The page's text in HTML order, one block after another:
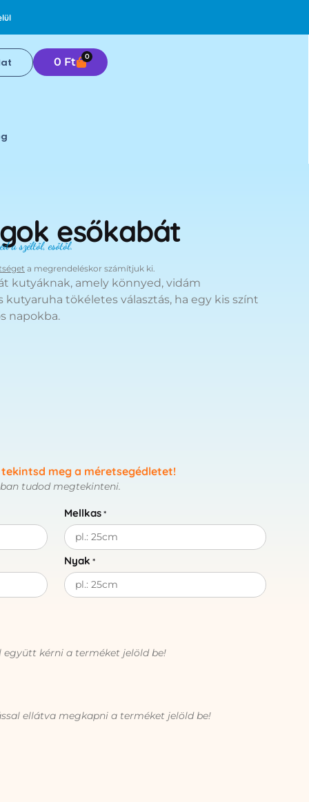
0 Ft 0
esőkabát
a széltől, esőtől.
a megrendeléskor számítjuk ki.
kutyáknak, amely könnyed, vidám
kutyaruha tökéletes választás, ha egy kis színt
napokba.
meg a méretsegédletet!
tudod megtekinteni.
Mellkas *
Nyak *
kérni a terméket jelöld be!
ellátva megkapni a terméket jelöld be!